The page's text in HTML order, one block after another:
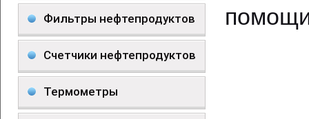
Фильтры нефтепродуктов
Счетчики нефтепродуктов
Термометры